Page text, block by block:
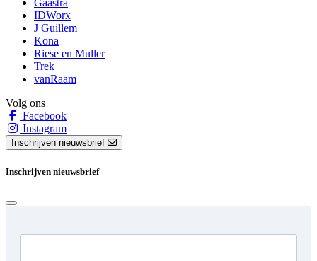
Gaastra
IDWorx
J Guillem
Kona
Riese en Muller
Trek
vanRaam
Volg ons
Facebook
Instagram
Inschrijven nieuwsbrief
Inschrijven nieuwsbrief